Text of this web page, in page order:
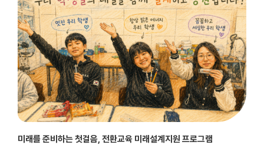
미래를 준비하는 첫걸음, 전환교육 미래설계지원 프로그램